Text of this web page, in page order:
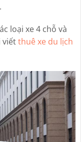
loại xe 4 chỗ và
viếtthuê xe du lịch